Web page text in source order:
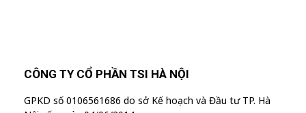
CÔNG TY CỔ PHẦN TSI HÀ NỘI
GPKD số 0106561686 do sở Kế hoạch và Đầu tư TP. Hà